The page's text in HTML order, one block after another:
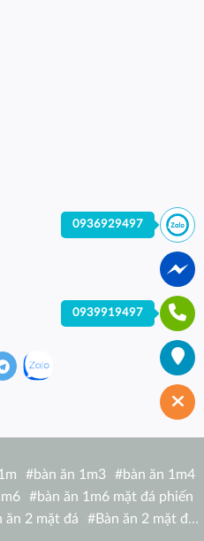
#bàn ăn 1m3 #bàn ăn 1m4
#bàn ăn 1m6 mặt đá phiến
ăn 2 mặt đá #Bàn ăn 2 mặt đá
0936929497
0939919497